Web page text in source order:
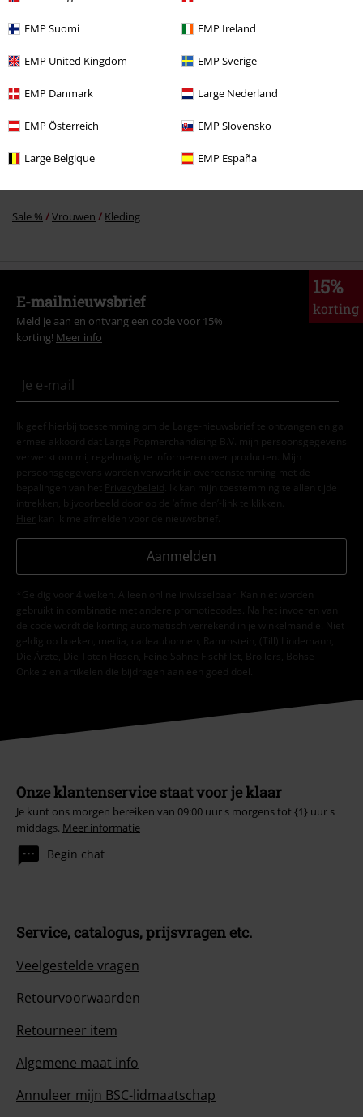
EMP Suomi EMP Ireland
EMP United Kingdom EMP Sverige
EMP Danmark Large Nederland
EMP Österreich EMP Slovensko
Large Belgique EMP España
Meer categorieën. Meer opties.
Stijlen Zwarte kleding
Entertainment
Vrouwen Kleding T-shirts en tops Tanktops
Sale % Vrouwen Kleding
15%
korting
E-mailnieuwsbrief
Meld je aan en ontvang een code voor 15%
korting! Meer info
Ik geef hierbij toestemming om de Large-nieuwsbrief te ontvangen en ga
ermee akkoord dat Large Popmerchandising B.V. mijn persoonsgegevens
verwerkt om mij regelmatig te informeren over producten. Mijn
persoonsgegevens worden verwerkt in overeenstemming met de
bepalingen van het
Privacybeleid . Ik kan mijn toestemming te allen tijde
intrekken, bijvoorbeeld door op de ‘afmelden’-link te klikken.
Hier kan ik me afmelden voor de nieuwsbrief.
Aanmelden
*Geldig voor 4 weken. Alleen online inwisselbaar. Kan niet worden
gebruikt in combinatie met andere promotiecodes. Na het invoeren van
de code wordt de korting automatisch verrekend in je winkelmandje. Niet
geldig op boeken, media, cadeaubonnen, Rammstein, (Till) Lindemann,
Die Ärzte, Die Toten Hosen, Feine Sahne Fischfilet, Broilers, Böhse
Onkelz en artikelen die bijdragen aan een goed doel.
Onze klantenservice staat voor je klaar
Je kunt ons morgen bereiken van 09:00 uur s morgens tot {1} uur s
middags. Meer informatie
Begin chat
Service, catalogus, prijsvragen etc.
Veelgestelde vragen
Retourvoorwaarden
Retourneer item
Algemene maat info
Annuleer mijn BSC-lidmaatschap